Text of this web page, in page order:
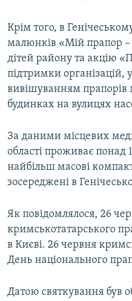
Крім того, в
малюнків «Мій прапор –
дітей району та акцію
підтримки організацій,
вивішуванням
будинках на вулицях
За даними місцевих
області проживає понад
найбільш масові
зосереджені в
Як повідомлялося, 26
кримськотатарського
в Києві. 26 червня
День національного
Датою святкування був